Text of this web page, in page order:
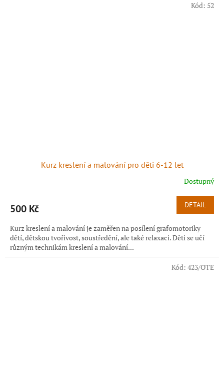
Kurz kreslení a malování pro děti 6-12 let
Dostupný
500 Kč DETAIL
Kurz kreslení a malování je zaměřen na posílení grafomotoriky
dětí, dětskou tvořivost, soustředění, ale také relaxaci. Děti se učí
různým technikám kreslení a malování...
Kód: 52
Kód: 423/OTE